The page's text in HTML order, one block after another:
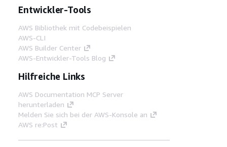
Entwickler-Tools
AWS Bibliothek mit Codebeispielen
AWS-CLI
AWS Builder Center
AWS-Entwickler-Tools Blog
Hilfreiche Links
AWS Documentation MCP Server
herunterladen
Melden Sie sich bei der AWS-Konsole an
AWS re:Post